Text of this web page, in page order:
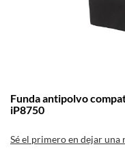
al
comienzo
la
Funda antipolvo
iP8750
Sé el primero en dejar una